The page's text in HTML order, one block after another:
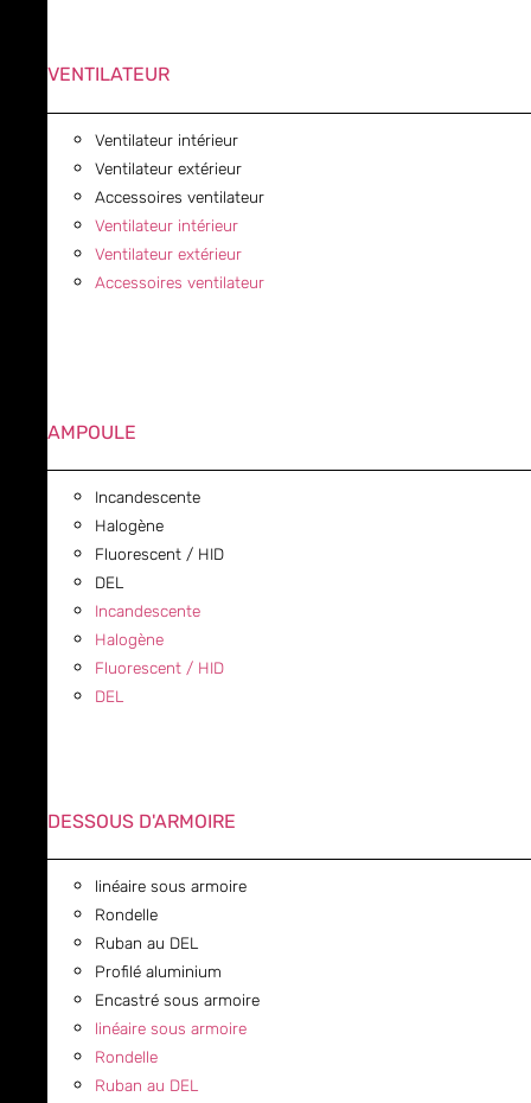
VENTILATEUR
Ventilateur intérieur
Ventilateur extérieur
Accessoires ventilateur
Ventilateur intérieur
Ventilateur extérieur
Accessoires ventilateur
AMPOULE
Incandescente
Halogène
Fluorescent / HID
DEL
Incandescente
Halogène
Fluorescent / HID
DEL
DESSOUS D'ARMOIRE
linéaire sous armoire
Rondelle
Ruban au DEL
Profilé aluminium
Encastré sous armoire
linéaire sous armoire
Rondelle
Ruban au DEL